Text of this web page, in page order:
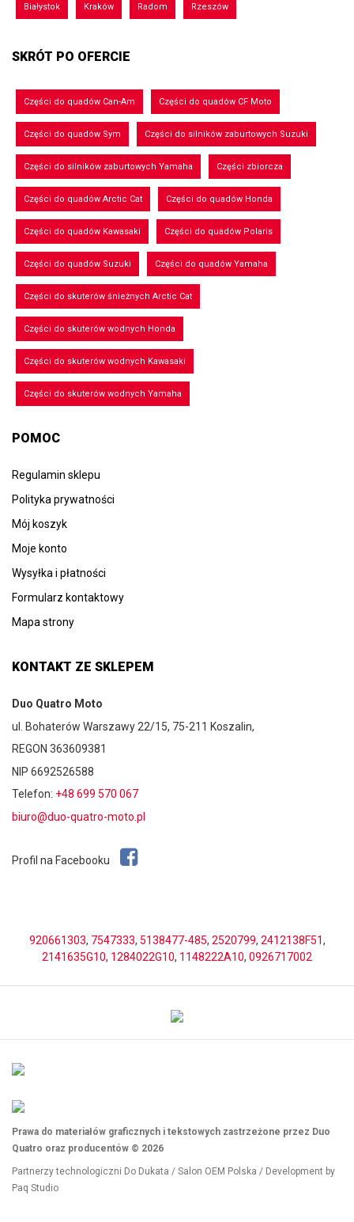
Białystok Kraków Radom Rzeszów
SKRÓT PO OFERCIE
Części do quadów Can-Am Części do quadów CF Moto
Części do quadów Sym Części do silników zaburtowych Suzuki
Części do silników zaburtowych Yamaha Części zbiorcza
Części do quadów Arctic Cat Części do quadów Honda
Części do quadów Kawasaki Części do quadów Polaris
Części do quadów Suzuki Części do quadów Yamaha
Części do skuterów śnieżnych Arctic Cat
Części do skuterów wodnych Honda
Części do skuterów wodnych Kawasaki
Części do skuterów wodnych Yamaha
POMOC
Regulamin sklepu
Polityka prywatności
Mój koszyk
Moje konto
Wysyłka i płatności
Formularz kontaktowy
Mapa strony
KONTAKT ZE SKLEPEM
Duo Quatro Moto
ul. Bohaterów Warszawy 22/15, 75-211 Koszalin,
REGON 363609381
NIP 6692526588
Telefon: +48 699 570 067
biuro@duo-quatro-moto.pl
Profil na Facebooku
920661303, 7547333, 5138477-485, 2520799, 2412138F51,
2141635G10, 1284022G10, 1148222A10, 0926717002
Prawa do materiałów graficznych i tekstowych zastrzeżone przez Duo
Quatro oraz producentów © 2026
Partnerzy technologiczni Do Dukata / Salon OEM Polska / Development by
Paq Studio